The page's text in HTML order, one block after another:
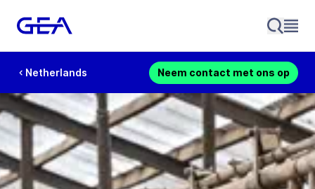
Netherlands Neem contact met ons op